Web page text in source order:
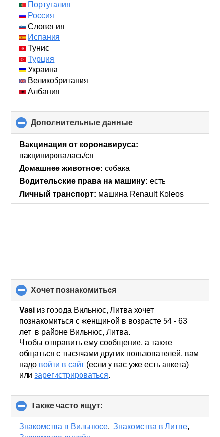
Португалия
Россия
Словения
Испания
Тунис
Турция
Украина
Великобритания
Албания
Дополнительные данные
to
collapse
Вакцинация от коронавируса:
вакцинировалась/ся
Домашнее животное: собака
Водительские права на машину: есть
Личный транспорт: машина Renault Koleos
хочет познакомиться
to
collapse
contents
Vasi из города Вильнюс, Литва хочет
познакомиться с женщиной в возрасте 54 - 63
лет в районе Вильнюс, Литва.
Чтобы отправить ему сообщение, а также
общаться с тысячами других пользователей, вам
надо войти в сайт (если у вас уже есть анкета)
илизарегистрироваться.
Также часто ищут:
to
collapse
Знакомства в Вильнюсе,Знакомства в Литве,